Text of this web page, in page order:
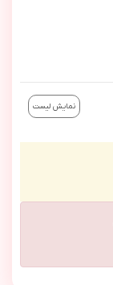
نمایش لیست